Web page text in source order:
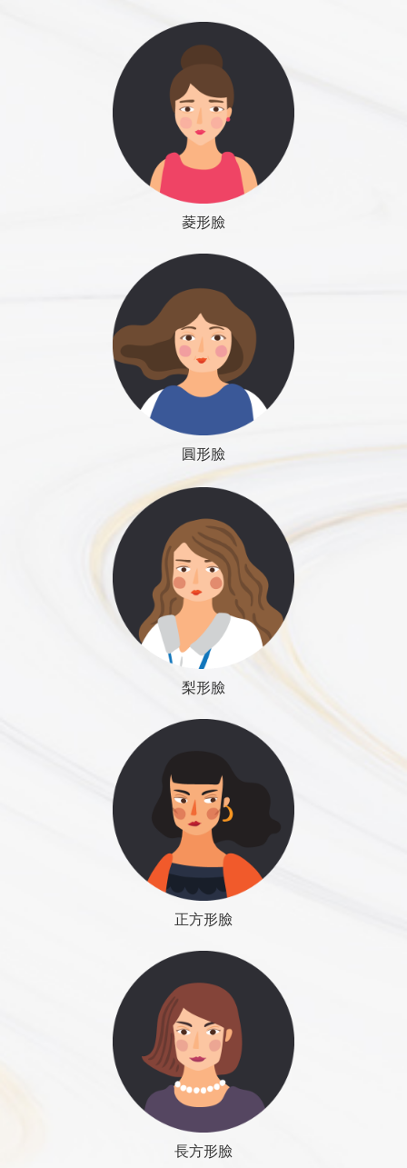
菱形臉
圓形臉
梨形臉
正方形臉
長方形臉
機率不低。手術前必須正確診斷，分清楚是骨骼還是
軟組織的問題，選擇手術加以修正。
咀嚼肌肉是否過度肥厚－單純咀嚼肌肉肥厚的人，可
以選擇肉毒桿菌素注射，但是只是暫時；也可以選擇
削骨手術，得到永久效果。手術不需要切除肌肉，因
為手術後肌肉會自然萎縮，但是，需要3~6個月的時
間，臉形才會完全固定下來。
豐滿肥厚的臉形－可以同時做顏面抽脂手術或是切除
部份口腔壁脂肪。下巴的比例也必須考慮，方形臉的
人常常也有下巴過短的問題，可以同時做下巴整形手
術，加強整體協調。
臉皮是否鬆弛－臉頰鬆弛的人，做完顴骨磨骨縮減手
術後，可能會惡化，可以考慮同時做拉皮手術。如果
是做顴骨縮減及顴骨弓內移手術者，就不會有此顧
是否有其他整形手術的要求－臉形雕塑手術最常見的
蔡宗儒醫師怎麼說
如果此篇文章是您有興趣的，想了解更多...
線的人、骨骼雕塑過後，預防骨骼再生的人、
有夜晚磨牙或是緊張型偏頭痛症狀的人。
顏面脂肪整形手術
脂肪在臉部一直扮演非常重要的角色，它的數量多
寡，健康與否，深深影響到美觀感覺。脂肪也是保護
重要器官與維護年輕皮膚及支撐彈性飽滿的重要構造
絕對不是一般想像中的垃圾。所以，除非必要，不要
2-1 自體脂肪移植：許多人有臉頰凹陷的煩惱，因為
看起來憔悴蒼老，多數人直覺想到「補脂肪」，以為
把凹陷填平即可改善，但是，有時候反而得到失望，
因為臉變大了。這是因為手術前沒有正確區分「真
性」與「假性」臉頰凹陷。這個觀念必須先弄清楚，
才能選擇正確的手術方法。
真性臉頰凹陷
沒有顏面骨架突出的問題，單純因為皮下脂肪萎縮
造成（脂肪數目太少或是變瘦了才讓臉頰變凹
陷），這時就應該選擇脂肪移植手術。
角。脂
方法：抽取大腿或是腹部的脂肪，經過離心篩
選，再將好的脂肪以注射方式填入臉部皮下深
處。每個部位填入10~20cc。
時間：植入的脂肪有部分會被分解吸收，約
30~50%存留下來成為穩定的支撐力量。全部需
要二至三個月。有時候為了得到較理想的手術
結果，醫師會故意植入較多脂肪好讓吸收過後
存留下來的脂肪量剛好符合需要，在這之前，
手術者必須容忍兩頰鼓漲的暫時後遺症，需時
間三至六個月。有時脂肪會聚集形成纖維瘤，
會摸到硬塊，要耐心的等與按摩。會漸漸消
去，需時六個月以上。
效果：成功的手術會讓臉形變好，變年輕。經
常需要二次以上手術才能維持好的結果手術的
結果會隨著身體胖瘦變化而改變
優點：手術方法簡單安全，費用便宜，後遺症
少。
缺點：醫師不容易準確掌握植入脂肪的數量，
經常需要二次手術，引起不必要的困擾。臉部
線條改變平緩，視覺效應不大（立體感改變不
顴骨弓內推原理：
臉形最寬處在顳骨弓後端，顴骨弓內推才能有效縮窄。
顴骨弓內推，後端比前端多，視覺角度變化才符合縮窄需
顴骨弓內側只有脂肪組織與顳肌，脂肪組織可被壓縮，因
顴骨弓內推後會殘留一小部分突出，那是牙關節處，必須
菱角下巴
短下巴
標準下巴
下顎骨有一個重要的構造，就是「下頦神經」。它由下顎
骨的內側面靠上方處穿入骨髓腔，沿著骨髓腔一路往前走
並且供應下排牙齒的知覺，這時它又叫做「下齒槽神
經」，直到快接近犬齒時它又穿出神經孔，走入下嘴唇，
負責下嘴唇的知覺，稱做「下頦神經」。它是造成手術後
疼痛的最主要元兇，手術中也會經常拉扯到它，造成嘴唇
知覺暫時麻木；如果手術傷害到它，可能造成永久知覺麻
木。因為這是知覺神經，不是顏面神經之類的運動神經
（受傷之後只會造成知覺麻木）。不純熟的手術技術可能
會傷害到顏面神經，造成嚴重的後遺症（嘴歪眼斜），選
蔡宗儒醫師怎麼說
下巴是臉形美觀與否非常重要因素，接著看相關文章：
缺點：改善的幅度有限，只有適當的人選才有效果。
手術使用劈刀，危險性仍然存在，要選擇經驗豐富的
醫師 因為切開骨髓腔，流血情況需控制，有凝血功
能不良的人、貧血，或是有臉部血管瘤的人都不適
下顎角切除手術 (Angle Resection)
這種手術將下顎角切除，改變幅度較大；而且因為咀
嚼肌失去骨架的支撐力會慢慢萎縮，也部分解決了咀
嚼肌肥厚問題。下顎角切口位置必須避開骨髓腔裡的
下齒槽神經，才不會造成知覺麻木的後遺症．而且切
口的弧度必須與下巴做搭配，才能製造出美觀協調的
下顎弧線。
優點：手術改變幅度明顯，部分解決咀嚼肌肥厚問
題，下顎弧線可以重新塑造。
缺點：手術技術困難度高，危險性存在，要選擇經驗
豐富的醫師，骨髓腔被切開，流血的情況需控制，手
術者須經過篩選。
上切點：最高點不超過咬合面為原則。
定位點：保留寬度決定了定位點；定位點決定了手術
下切點：不同定位點，得到不同的切點。
保留寬度：建議保留1.5~2.5cm
切除寬度：平均介於1.0~2.2cm
下顎角切除手術，再配合磨骨手術將下顎體適量縮
減，打造良好的弧度。
有時要搭配下巴整形，做出適當長寬比例，就可得到
非常明顯的視覺效果。
咀嚼肌肉不切除；皮膚脂肪豐厚的人，可能還要考慮
蔡宗儒醫師怎麼說
我認為最佳手術年紀應該在22~25歲，因為已經完成學業，
人生正要轉入競爭的職場，換一張美麗的新面孔是最佳時
機，而且沒有課業與工作的限制，有充裕的恢復時間。
醫師專欄 線上諮詢
疼痛敏感度會因個人體質而有很大差異，一般做法如
◆ 嗎啡類藥物：這種藥物只有在手術後住院期間給
予，通常只限兩天，由醫護人員注射或是由儀器控制
經手術者自行給予，止痛效果大，但是產生頭暈嘔吐
的副作用也多，因為臉形手術幾乎都會經由口腔進
行，為了避免加重呼吸道阻塞的危險，所以不常用。
◆ 注射型非類固醇類陣痛藥物：這種藥物也是在住
院期間給予，止痛效果較小，但是用在臉形手術的止
痛效果已經足夠，不會引發嘔吐，比較安全，通常在
手術結束後不久使用，隔天即可換成口服型藥物。
◆ 口服型非類固醇陣痛藥物：多數人只要3~5天的藥
物即可，少數人甚至完全不需藥物止痛。
蔡宗儒醫師怎麼說
許多人不敢手術是因為怕痛，尤其經過媒體誇大渲染後，引
起太多不必要的焦慮及恐懼，「怕痛」已然成為手術者最大
的心理障礙，其實是多慮了，骨頭沒有知覺是不會痛的。
改變幅度需求較大的顴骨手術選擇口腔內與口
腔外兩種方式搭配
改變幅度需求較小的顴骨手術選擇口腔內手術
即可
蔡宗儒醫師怎麼說
到底該選擇口腔內手術還是口腔外手術？我認為真正的關鍵
點在於醫師技術的純熟度。一位經驗純熟並且願意為您用心
的醫師，會將所有需要考量的因素及手術安全性都做到最完
是傷口腫脹引起。顴骨手術可能發生抬頭紋消失的現
象；下顎骨手術可能發生嘴角兩側不對稱現象。發生
的機率並不高，而且經過2~3個月後會慢慢恢復。
永久性顏面神經傷害－發生的機率非常低，多半與下
顎骨手術有關。許多專業設計的口腔內手術器械，可
以避開這樣的後遺症。不過手術還是非常需要有經驗
的整形外科醫師來執行，才能夠確保手術既安全又有
蔡宗儒醫師怎麼說
整形手術是「人」的手術，結果與「人」有絕對關係，包括
手術者自己與醫師。每個醫師都有其個人風格與美學價值
觀，手術作品也有一定風格，最具體的評論方式是參考醫師
過去的作品，從中去選擇最信任的醫師，用心去了解醫師的
專業判斷能與作品風格，不要迷失於只有宣傳效果的非必要
醫師專欄 線上諮詢
臉形雕塑
正顎手術
腫脹不方便出門。（進行顏面骨骼手術需準備流質食
品與兒童牙刷）
進行麻醉手術當天不宜自行開車前來，請安排家人或
是朋友接送，或是診所代為安排交通工具。
進行顏面手術記得攜帶墨鏡、帽子、口罩或圍巾，方
便回程時掩護使用，避免尷尬。
□ 是否有心臟血管疾病（例如心律不整）？
□ 是否有異常出血情況（例如流血不止）？
□ 是否有臉部血管異常（例如血管瘤）？
□ 是否有顏面神經功能異常，或是表情動作異常？
□ 是否有藥物過敏或是其他過敏現象？
□ 是否有傳染性疾病（例如Ｃ型肝炎，愛滋病，肺
□ 是否動過其他手術？
□ 是否有異物植入體內？
□ 是否有不良麻醉反應紀錄（包括其他家族成
□ 是否有其他重大疾病或是遺傳疾病？
環口掃描Ｘ光攝影 (Panoramic View)
心電圖 (EKG)
一般血液檢查 (CBC routine)
凝血時間 (Prothrumbin Time, PT)
部分凝血時間 (APTT)
Rh因子 (Rh factor)
血糖 (Glucose AC)
膽固醇 (Cholesterol)
肝功能 (GOT/GPT or AST/ALT)
腎功能 (BUN, Creatinine)
Ｂ型肝炎 (HBsAg)
手術前一晚，凌晨12時開始，保持禁食8小時以上，
包括食物，藥品，飲水，藥水，飲料。高血壓患者，
請調整用藥時間在睡前。
手術前請保持平靜心理，減少不必要焦慮，
請切記，早上起床不能吃早餐，不能飲水，不能吃
請勿自行騎車或駕車前來，因隔日離院時不適合自行
騎車或駕車。
報到時間為早上九點（微顏診所維持醫學中心作息，
早上手術是對身體健康最佳時段）
手術前與執刀醫師會有短時間諮詢，做最後討論與確
認，並簽署手術與麻醉同意書。
手術前需拍攝術前相片，作為醫療紀錄。
手術前需付清所有手術費用。
麻醉程序開始時間，約早上10點～10點半，麻醉專
科醫師余振翔醫師會有短暫詢問，包括：手術項目，
疾病史，過敏史，家族史，體檢報告確認，程序完備
才開始進行。
微顏診所使用的麻醉方式是注射式麻醉，主要麻醉藥
是 Propofol。
微顏診所是全台灣第一個使用全注射式麻醉做削骨手
術的診所，至今超過22年（駐：蔡醫師2003年開業
至今，前十年在名人整形外科診所，2014年自行開
業成立微顏整形外科診所）
麻醉程序與消毒程序完成後才開始正式手術，約早上
10點半至11點開始進行手術。
手術時間，平均二小時～六小時，視手術項目多寡而
手術後轉移至恢復室觀察，平均需二至四小時才會完
全清醒。診所可代為轉告家人手術平安完成，或，待
手術者清醒後自行電話聯繫。
微顏診所秉持最高安全標準，以及確保舒適感，所有
削骨手術者都需留院1~2晚，期間會安排特別護士照
護，以確保手術者安全，必要時給予止痛藥物注射，
減緩不適感。
留院期間身上會有點滴注射管，口腔引流管（下顎骨
手術才有），尿管，隔天離院前才會拔除。留院期間
盡可能待床上不下床，避免移動，減少流血與腫脹機